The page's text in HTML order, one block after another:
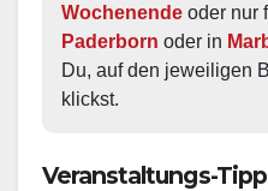
Wochenende oder nur
Paderborn oder in
Du, auf den jeweiligen
klickst.
Veranstaltungs-